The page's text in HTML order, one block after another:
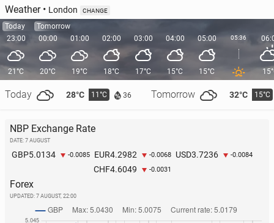
Weather• London CHANGE
Today
23:00
21°C
Today 28°C 11°C 36 Tomorrow 32°C 15°C
Tomorrow
00:00
20°C
01:00
19°C
02:00
18°C
03:00
17°C
04:00
15°C
05:00
15°C
05:36
NBP Exchange Rate
DATE: 7 AUGUST
GBP5.0134 -0.0085 EUR4.2982 -0.0068 USD3.7236 -0.0084
CHF4.6049 -0.0031
Forex
UPDATED: 7 AUGUST, 22:00